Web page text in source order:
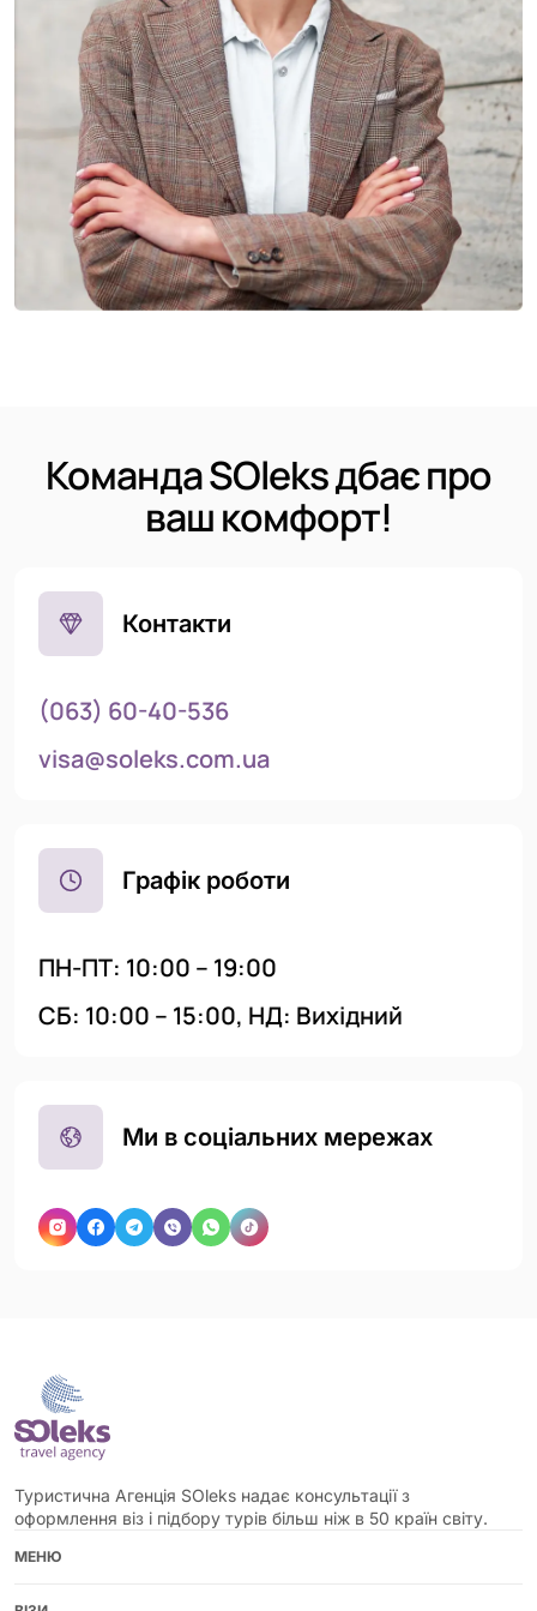
Команда SOleks дбає про
ваш комфорт!
Контакти
(063) 60-40-536
visa@soleks.com.ua
Графік роботи
ПН-ПТ: 10:00 – 19:00
CБ: 10:00 – 15:00, НД: Вихідний
Ми в соціальних мережах
Туристична Агенція SOleks надає консультації з
оформлення віз і підбору турів більш ніж в 50 країн світу.
МЕНЮ